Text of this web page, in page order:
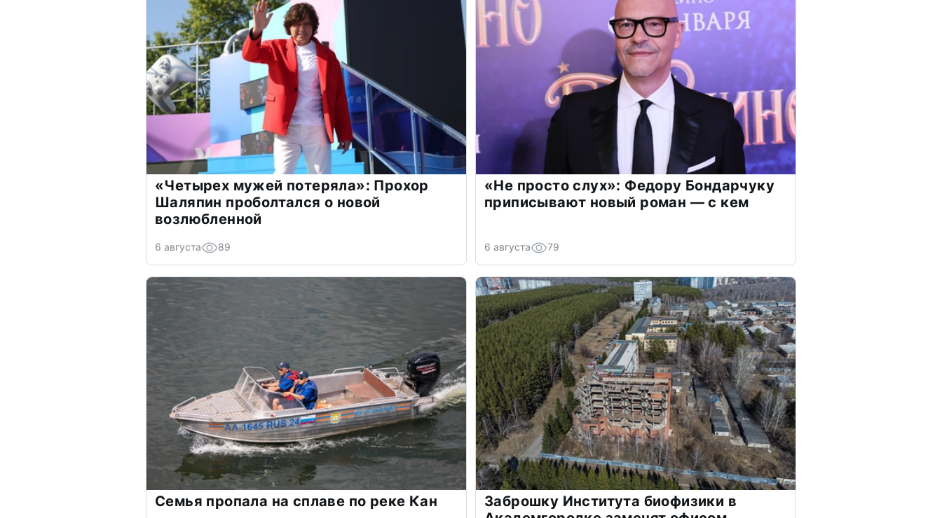
«Четырех мужей потеряла»: Прохор
Шаляпин проболтался о новой
возлюбленной
6 августа 89
«Не просто слух»: Федору Бондарчуку
приписывают новый роман — с кем
6 августа 79
Семья пропала на сплаве по реке Кан
Заброшку Института биофизики в